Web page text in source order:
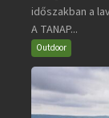
Tátra
járható
turistaútjai
időszakban a
A TANAP...
Outdoor